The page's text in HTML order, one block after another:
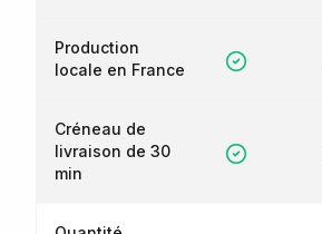
Production
locale en France
Créneau de
livraison de 30
min